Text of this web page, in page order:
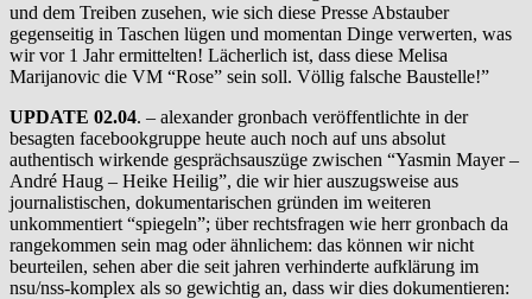
und dem Treiben zusehen, wie sich diese Presse Abstauber
gegenseitig in Taschen lügen und momentan Dinge verwerten, was
wir vor 1 Jahr ermittelten! Lächerlich ist, dass diese Melisa
Marijanovic die VM “Rose” sein soll. Völlig falsche Baustelle!”
UPDATE 02.04. – alexander gronbach veröffentlichte in der
besagten facebookgruppe heute auch noch auf uns absolut
authentisch wirkende gesprächsauszüge zwischen “Yasmin Mayer –
André Haug – Heike Heilig”, die wir hier auszugsweise aus
journalistischen, dokumentarischen gründen im weiteren
unkommentiert “spiegeln”; über rechtsfragen wie herr gronbach da
rangekommen sein mag oder ähnlichem: das können wir nicht
beurteilen, sehen aber die seit jahren verhinderte aufklärung im
nsu/nss-komplex als so gewichtig an, dass wir dies dokumentieren: